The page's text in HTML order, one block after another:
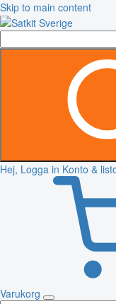
Skip to main content
Hej, Logga in Konto &
Varukorg